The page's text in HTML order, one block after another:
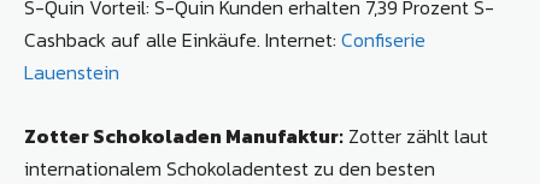
S-Quin Vorteil: S-Quin Kunden erhalten 7,39 Prozent S-
Cashback auf alle Einkäufe. Internet: Confiserie
Lauenstein
Zotter Schokoladen Manufaktur: Zotter zählt laut
internationalem Schokoladentest zu den besten